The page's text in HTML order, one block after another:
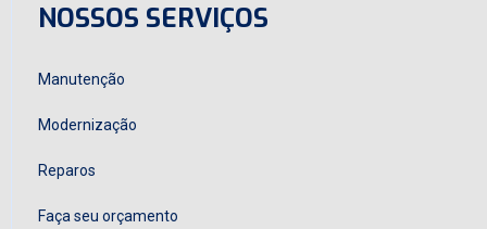
NOSSOS SERVIÇOS
Manutenção
Modernização
Reparos
Faça seu orçamento